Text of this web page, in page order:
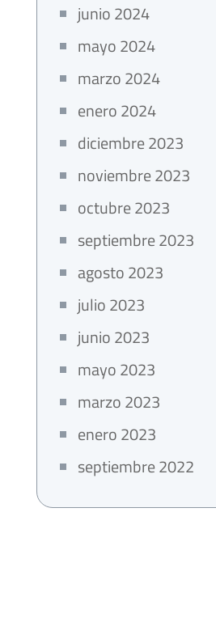
junio 2024
mayo 2024
marzo 2024
enero 2024
diciembre 2023
noviembre 2023
octubre 2023
septiembre 2023
agosto 2023
julio 2023
junio 2023
mayo 2023
marzo 2023
enero 2023
septiembre 2022